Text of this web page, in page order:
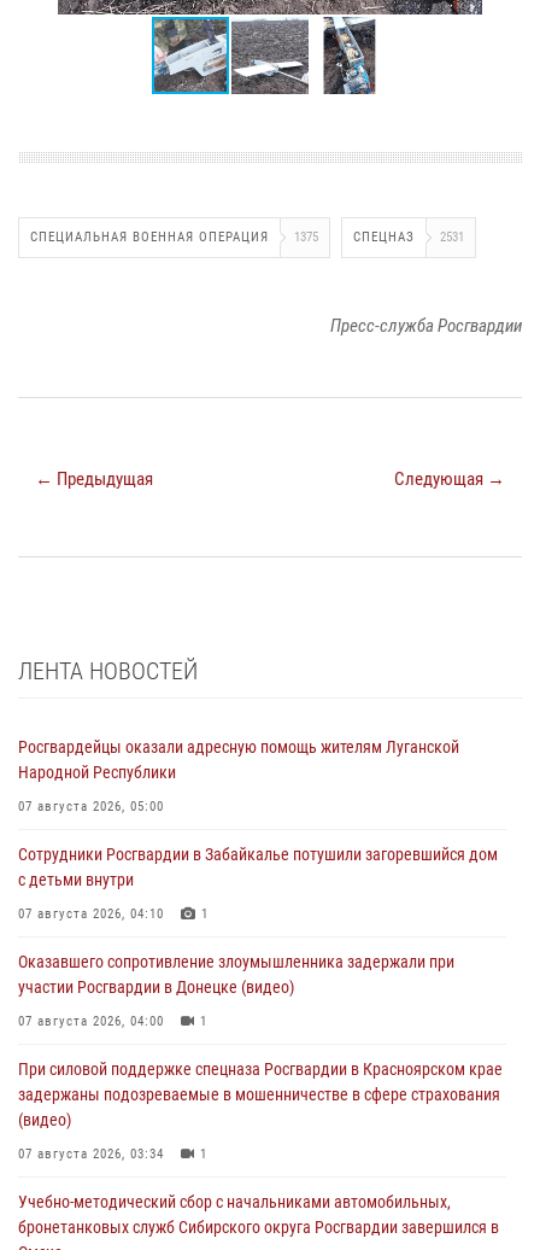
СПЕЦИАЛЬНАЯ ВОЕННАЯ ОПЕРАЦИЯ 1375 СПЕЦНАЗ 2531
Пресс-служба Росгвардии
← Предыдущая Следующая →
ЛЕНТА НОВОСТЕЙ
Росгвардейцы оказали адресную помощь жителям Луганской
Народной Республики
07 августа 2026, 05:00
Сотрудники Росгвардии в Забайкалье потушили загоревшийся дом
с детьми внутри
07 августа 2026, 04:10 1
Оказавшего сопротивление злоумышленника задержали при
участии Росгвардии в Донецке (видео)
07 августа 2026, 04:00 1
При силовой поддержке спецназа Росгвардии в Красноярском крае
задержаны подозреваемые в мошенничестве в сфере страхования
(видео)
07 августа 2026, 03:34 1
Учебно-методический сбор с начальниками автомобильных,
бронетанковых служб Сибирского округа Росгвардии завершился в